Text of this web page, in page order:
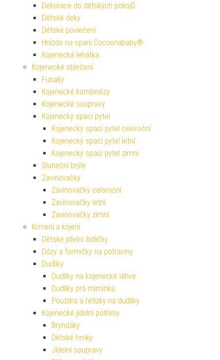
Dekorace do dětských pokojů
Dětské deky
Dětské povlečení
Hnízdo na spaní Cocoonababy®
Kojenecká lehátka
Kojenecké oblečení
Fusaky
Kojenecké kombinézy
Kojenecké soupravy
Kojenecký spací pytel
Kojenecký spací pytel celoroční
Kojenecký spací pytel letní
Kojenecký spací pytel zimní
Sluneční brýle
Zavinovačky
Zavinovačky celoroční
Zavinovačky letní
Zavinovačky zimní
Krmení a kojení
Dětské jídelní židličky
Dózy a formičky na potraviny
Dudlíky
Dudlíky na kojenecké láhve
Dudlíky pro miminka
Pouzdra a řetízky na dudlíky
Kojenecké jídelní potřeby
Bryndáky
Dětské hrnky
Jídelní soupravy